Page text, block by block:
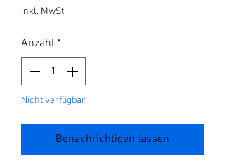
inkl. MwSt.
Anzahl *
Nicht verfügbar
Benachrichtigen lassen